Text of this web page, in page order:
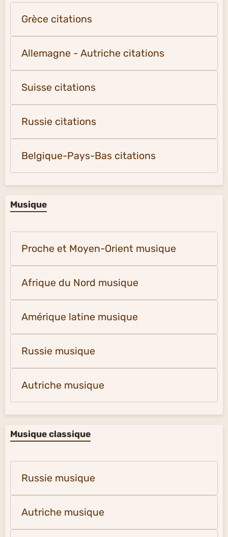
Grèce citations
Allemagne - Autriche citations
Suisse citations
Russie citations
Belgique-Pays-Bas citations
Musique
Proche et Moyen-Orient musique
Afrique du Nord musique
Amérique latine musique
Russie musique
Autriche musique
Musique classique
Russie musique
Autriche musique